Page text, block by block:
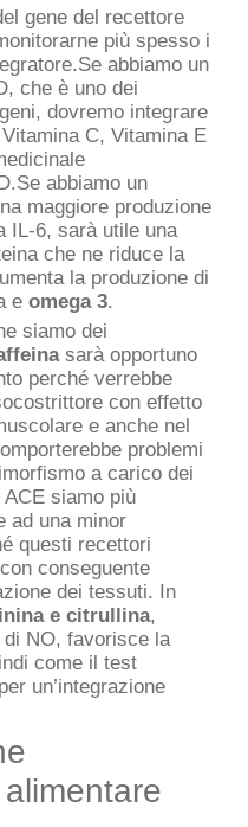
gene del recettore
più spesso i
abbiamo un
che è uno dei
dovremo integrare
C, Vitamina E
abbiamo un
maggiore produzione
IL-6, sarà utile una
che ne riduce la
la produzione di
e omega 3.
siamo dei
sarà opportuno
perché verrebbe
con effetto
e anche nel
problemi
a carico dei
siamo più
ad una minor
questi recettori
conseguente
dei tessuti. In
e citrullina,
di NO, favorisce la
come il test
un’integrazione